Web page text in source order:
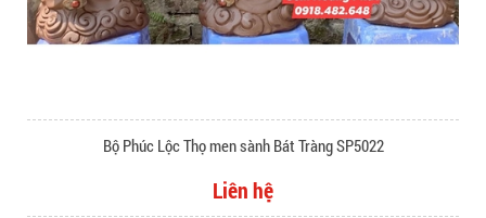
Bộ Phúc Lộc Thọ men sành Bát Tràng SP5022
Liên hệ